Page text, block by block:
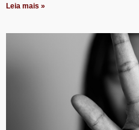
Leia mais »